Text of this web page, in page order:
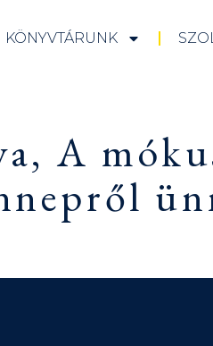
KÖNYVTÁRUNK
A